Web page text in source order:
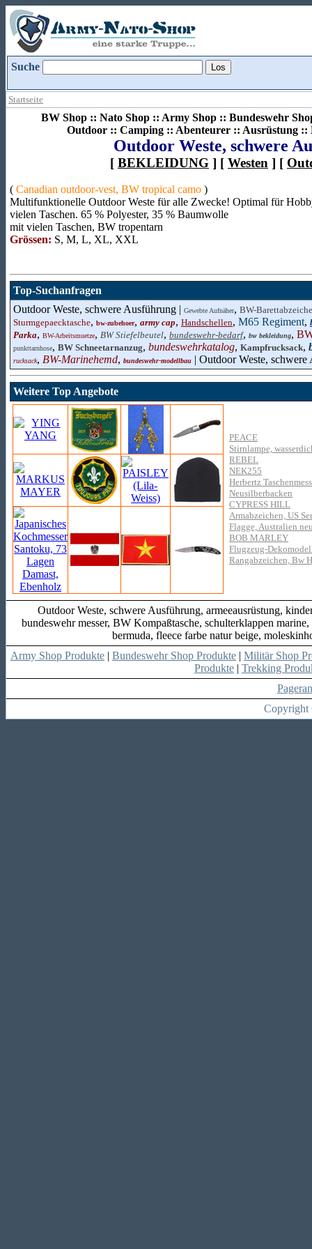
Suche
Startseite
BW Shop :: Nato Shop :: Army Shop :: Bundeswehr
Outdoor :: Camping :: Abenteurer :: Ausrüstung ::
Outdoor Weste, schwere
[ BEKLEIDUNG ] [ Westen ] [
( Canadian outdoor-vest, BW tropical camo )
Multifunktionelle Outdoor Weste für alle Zwecke! Optimal für
vielen Taschen. 65 % Polyester, 35 % Baumwolle
mit vielen Taschen, BW tropentarn
Grössen: S, M, L, XL, XXL
Top-Suchanfragen
Outdoor Weste, schwere Ausführung | Gewebte Aufnäher, BW-
Sturmgepaecktasche, bw-zubehoer, army cap, Handschellen, M65 Regiment,
Parka, BW-Arbeitsmuetze, BW Stiefelbeutel, bundeswehr-bedarf, bw bekleidung,
punkttarnhose, BW Schneetarnanzug, bundeswehrkatalog, Kampfrucksack,
rucksack, BW-Marinehemd, bundeswehr-modellbau | Outdoor Weste, schwere
Weitere Top Angebote
PEACE
Stirnlampe,
REBEL
NEK255
Herbertz
Neusilberbacken
CYPRESS HILL
Armabzeichen, US
Flagge, Australien
BOB MARLEY
Flugzeug-
Rangabzeichen, Bw
Outdoor Weste, schwere Ausführung, armeeausrüstung,
bundeswehr messer, BW Kompaßtasche, schulterklappen
bermuda, fleece farbe natur beige,
Army Shop Produkte | Bundeswehr Shop Produkte | Militär Shop
Produkte | Trekking